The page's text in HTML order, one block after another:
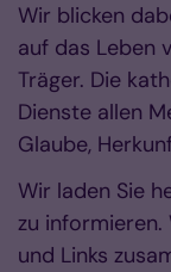
Wir blicken
auf das Leben
Träger. Die
Dienste allen
Glaube,
Wir laden Sie
zu informieren.
und Links